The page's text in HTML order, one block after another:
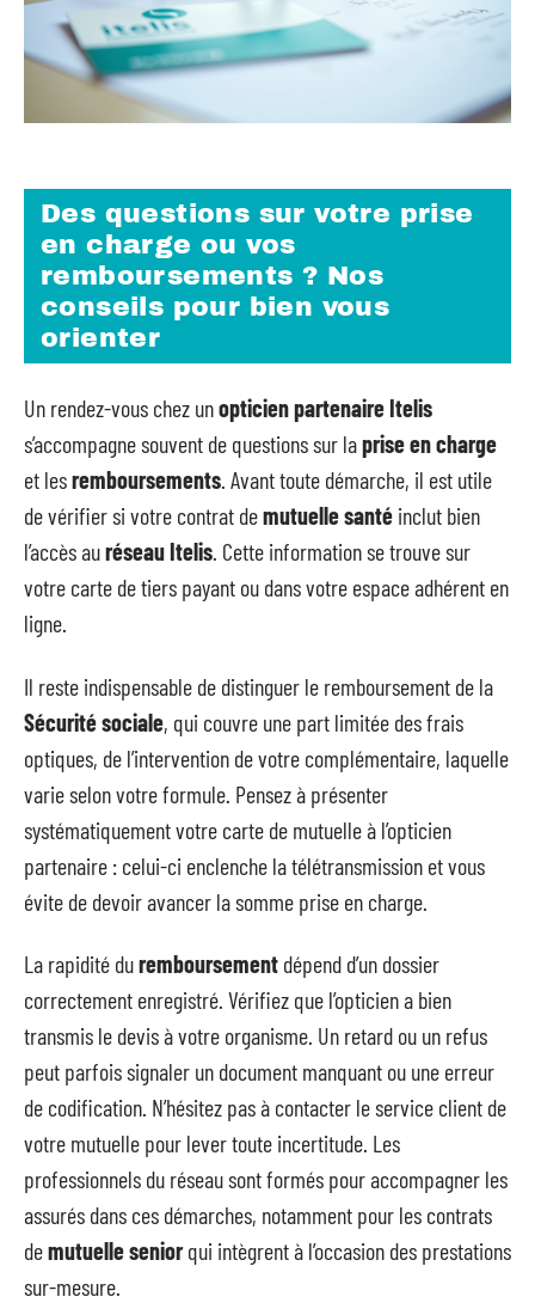
Des questions sur votre prise
en charge ou vos
remboursements ? Nos
conseils pour bien vous
orienter
Un rendez-vous chez unopticien partenaire Itelis
s’accompagne souvent de questions sur laprise en charge
et lesremboursements. Avant toute démarche, il est utile
de vérifier si votre contrat demutuelle santé inclut bien
l’accès auréseau Itelis. Cette information se trouve sur
votre carte de tiers payant ou dans votre espace adhérent en
ligne.
Il reste indispensable de distinguer le remboursement de la
Sécurité sociale, qui couvre une part limitée des frais
optiques, de l’intervention de votre complémentaire, laquelle
varie selon votre formule. Pensez à présenter
systématiquement votre carte de mutuelle à l’opticien
partenaire : celui-ci enclenche la télétransmission et vous
évite de devoir avancer la somme prise en charge.
La rapidité duremboursement dépend d’un dossier
correctement enregistré. Vérifiez que l’opticien a bien
transmis le devis à votre organisme. Un retard ou un refus
peut parfois signaler un document manquant ou une erreur
de codification. N’hésitez pas à contacter le service client de
votre mutuelle pour lever toute incertitude. Les
professionnels du réseau sont formés pour accompagner les
assurés dans ces démarches, notamment pour les contrats
demutuelle seniorqui intègrent à l’occasion des prestations
sur-mesure.